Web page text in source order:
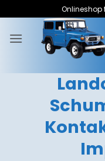
Inhalt
springen
Onlineshop